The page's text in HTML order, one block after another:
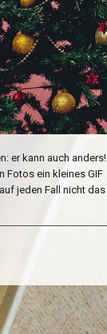
er kann auch anders!
Fotos ein kleines GIF
jeden Fall nicht das